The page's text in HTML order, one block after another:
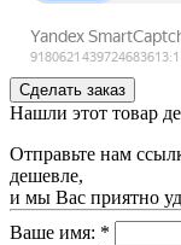
Нашли этот товар
Отправьте нам
дешевле,
и мы Вас приятно
Ваше имя: *